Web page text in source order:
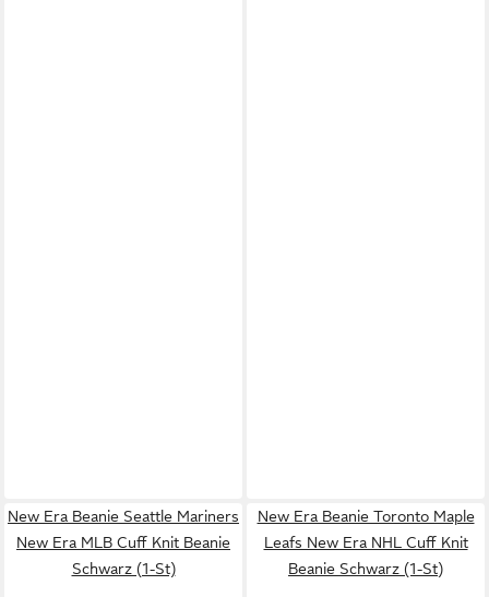
New Era Beanie Seattle Mariners
New Era MLB Cuff Knit Beanie
Schwarz (1-St)
New Era Beanie Toronto Maple
Leafs New Era NHL Cuff Knit
Beanie Schwarz (1-St)